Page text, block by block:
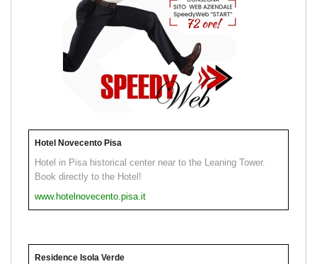
Hotel Novecento Pisa
Hotel in Pisa historical center near to the Leaning Tower.
Book directly to the Hotel!
www.hotelnovecento.pisa.it
Residence Isola Verde